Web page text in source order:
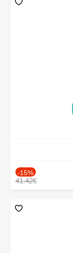
-15%
41.42€